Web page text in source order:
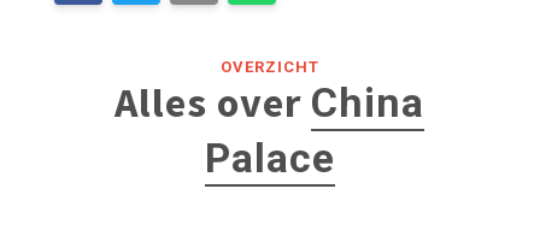
OVERZICHT
Alles over China
Palace